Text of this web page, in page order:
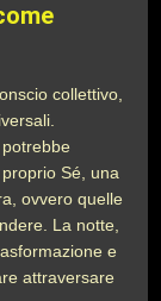
collettivo,
Sé, una
ovvero quelle
La notte,
e
attraversare